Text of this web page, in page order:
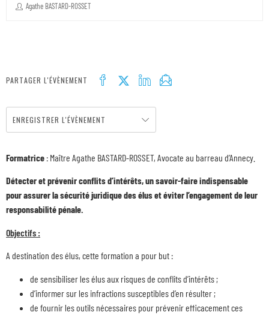
Agathe BASTARD-ROSSET
PARTAGER L'ÉVÈNEMENT
ENREGISTRER L'ÉVÈNEMENT
Formatrice : Maître Agathe BASTARD-ROSSET, Avocate au barreau d’Annecy.
Détecter et prévenir conflits d’intérêts, un savoir-faire indispensable
pour assurer la sécurité juridique des élus et éviter l’engagement de leur
responsabilité pénale.
Objectifs :
A destination des élus, cette formation a pour but :
de sensibiliser les élus aux risques de conflits d’intérêts ;
d’informer sur les infractions susceptibles d’en résulter ;
de fournir les outils nécessaires pour prévenir efficacement ces